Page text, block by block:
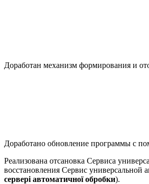
Доработан механизм формирования и
Доработано обновление программы с
Реализована отсановка Сервиса
восстановления Сервис универсальной
сервері автоматичної обробки).